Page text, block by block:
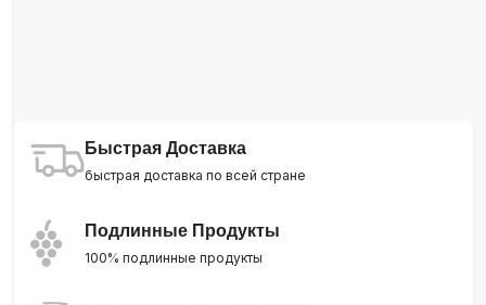
Быстрая Доставка
быстрая доставка по всей стране
Подлинные Продукты
100% подлинные продукты